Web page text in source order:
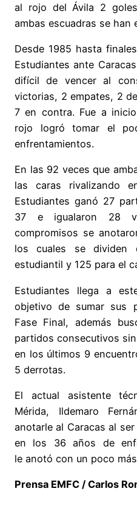
al rojo del Ávila 2
ambas escuadras se han
Desde 1985 hasta
Estudiantes ante
difícil de vencer al
victorias, 2 empates, 2
7 en contra. Fue a
rojo logró tomar el
enfrentamientos.
En las 92 veces que
las caras rivalizando
Estudiantes ganó 27
37 e igualaron 28
compromisos se
los cuales se dividen
estudiantil y 125 para el
Estudiantes llega a
objetivo de sumar sus
Fase Final, además
partidos consecutivos
en los últimos 9
5 derrotas.
El actual asistente
Mérida, Ildemaro
anotarle al Caracas al
en los 36 años de
le anotó con un poco
Prensa EMFC / Carlos